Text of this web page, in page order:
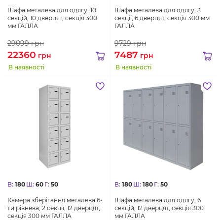
Шафа металева для одягу, 10
секцій, 10 дверцят, секція 300
мм ГАЛЛА
29099грн
22360 грн
В наявності
Шафа металева для одягу, 3
секції, 6 дверцят, секція 300 мм
ГАЛЛА
9729грн
7487 грн
В наявності
В: 180 Ш: 60 Г: 50
Камера зберігання металева 6-
ти рівнева, 2 секції, 12 дверцят,
секція 300 мм ГАЛЛА
В: 180 Ш: 180 Г: 50
Шафа металева для одягу, 6
секцій, 12 дверцят, секція 300
мм ГАЛЛА